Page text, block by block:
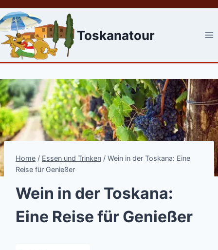
Skip
to
content
Toskanatour
Home / Essen und Trinken / Wein in der Toskana: Eine
Reise für Genießer
Wein in der Toskana:
Eine Reise für Genießer